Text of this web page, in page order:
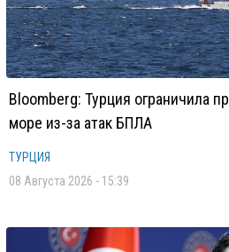
Bloomberg: Турция ограничила
море из-за атак БПЛА
ТУРЦИЯ
08 Августа 2026 - 15:39